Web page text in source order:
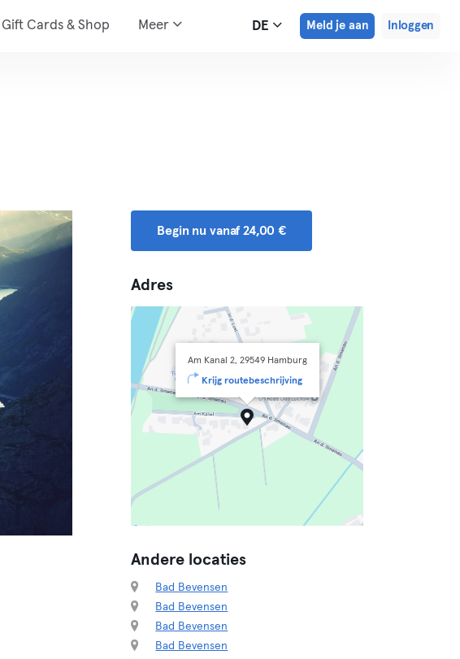
Gift Cards & Shop Meer DE Meld je aan Inloggen
Begin nu vanaf 24,00 €
Adres
Am Kanal 2, 29549 Hamburg
Krijg routebeschrijving
Andere locaties
Bad Bevensen
Bad Bevensen
Bad Bevensen
Bad Bevensen